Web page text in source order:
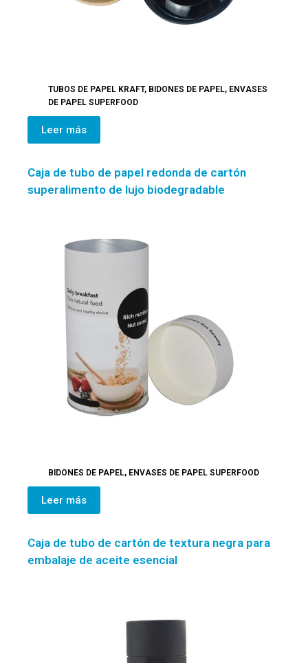
TUBOS DE PAPEL KRAFT, BIDONES DE PAPEL, ENVASES
DE PAPEL SUPERFOOD
Leer más
Caja de tubo de papel redonda de cartón
superalimento de lujo biodegradable
BIDONES DE PAPEL, ENVASES DE PAPEL SUPERFOOD
Leer más
Caja de tubo de cartón de textura negra para
embalaje de aceite esencial